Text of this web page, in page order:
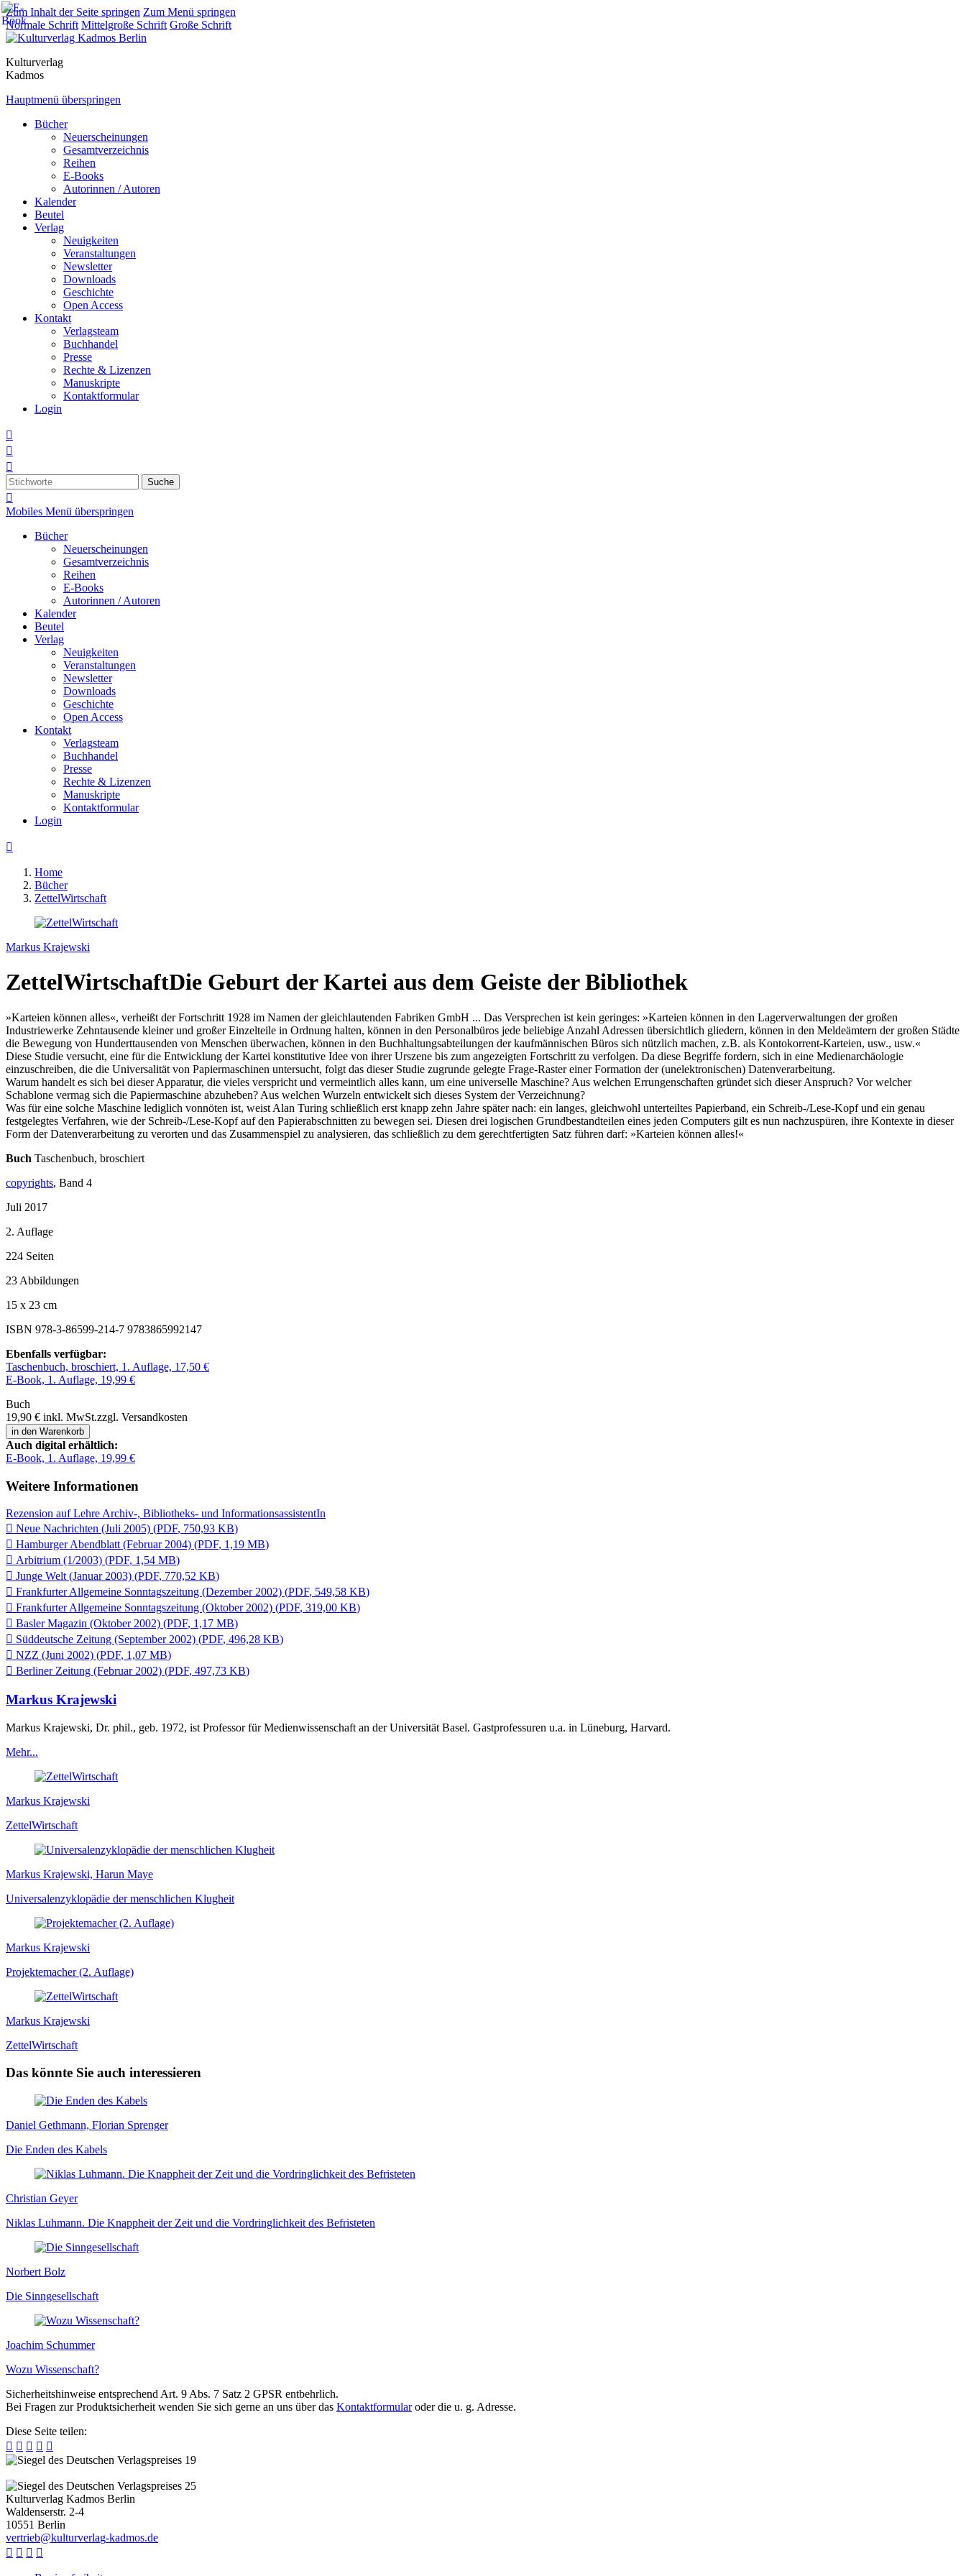
Zum Inhalt der Seite springen Zum Menü springen
Normale Schrift Mittelgroße Schrift Große Schrift
Kulturverlag
Kadmos
Hauptmenü überspringen
Bücher
Neuerscheinungen
Gesamtverzeichnis
Reihen
E-Books
Autorinnen / Autoren
Kalender
Beutel
Verlag
Neuigkeiten
Veranstaltungen
Newsletter
Downloads
Geschichte
Open Access
Kontakt
Verlagsteam
Buchhandel
Presse
Rechte & Lizenzen
Manuskripte
Kontaktformular
Login



Suche

Mobiles Menü überspringen
Bücher
Neuerscheinungen
Gesamtverzeichnis
Reihen
E-Books
Autorinnen / Autoren
Kalender
Beutel
Verlag
Neuigkeiten
Veranstaltungen
Newsletter
Downloads
Geschichte
Open Access
Kontakt
Verlagsteam
Buchhandel
Presse
Rechte & Lizenzen
Manuskripte
Kontaktformular
Login

Home
Bücher
ZettelWirtschaft
Markus Krajewski
ZettelWirtschaftDie Geburt der Kartei aus dem Geiste der Bibliothek
»Karteien können alles«, verheißt der Fortschritt 1928 im Namen der gleichlautenden Fabriken GmbH ... Das Versprechen ist kein geringes: »Karteien können in den Lagerverwaltungen der großen
Industriewerke Zehntausende kleiner und großer Einzelteile in Ordnung halten, können in den Personalbüros jede beliebige Anzahl Adressen übersichtlich gliedern, können in den Meldeämtern der großen Städte
die Bewegung von Hunderttausenden von Menschen überwachen, können in den Buchhaltungsabteilungen der kaufmännischen Büros sich nützlich machen, z.B. als Kontokorrent-Karteien, usw., usw.«
Diese Studie versucht, eine für die Entwicklung der Kartei konstitutive Idee von ihrer Urszene bis zum angezeigten Fortschritt zu verfolgen. Da diese Begriffe fordern, sich in eine Medienarchäologie
einzuschreiben, die die Universalität von Papiermaschinen untersucht, folgt das dieser Studie zugrunde gelegte Frage-Raster einer Formation der (unelektronischen) Datenverarbeitung.
Warum handelt es sich bei dieser Apparatur, die vieles verspricht und vermeintlich alles kann, um eine universelle Maschine? Aus welchen Errungenschaften gründet sich dieser Anspruch? Vor welcher
Schablone vermag sich die Papiermaschine abzuheben? Aus welchen Wurzeln entwickelt sich dieses System der Verzeichnung?
Was für eine solche Maschine lediglich vonnöten ist, weist Alan Turing schließlich erst knapp zehn Jahre später nach: ein langes, gleichwohl unterteiltes Papierband, ein Schreib-/Lese-Kopf und ein genau
festgelegtes Verfahren, wie der Schreib-/Lese-Kopf auf den Papierabschnitten zu bewegen sei. Diesen drei logischen Grundbestandteilen eines jeden Computers gilt es nun nachzuspüren, ihre Kontexte in dieser
Form der Datenverarbeitung zu verorten und das Zusammenspiel zu analysieren, das schließlich zu dem gerechtfertigten Satz führen darf: »Karteien können alles!«
Buch Taschenbuch, broschiert
copyrights, Band 4
Juli 2017
2. Auflage
224 Seiten
23 Abbildungen
15 x 23 cm
ISBN 978-3-86599-214-7 9783865992147
Ebenfalls verfügbar:
Taschenbuch, broschiert, 1. Auflage, 17,50 €
E-Book, 1. Auflage, 19,99 €
Buch
19,90 € inkl. MwSt.zzgl. Versandkosten
in den Warenkorb
Auch digital erhältlich:
E-Book, 1. Auflage, 19,99 €
Weitere Informationen
Rezension auf Lehre Archiv-, Bibliotheks- und InformationsassistentIn
 Neue Nachrichten (Juli 2005) (PDF, 750,93 KB)
 Hamburger Abendblatt (Februar 2004) (PDF, 1,19 MB)
 Arbitrium (1/2003) (PDF, 1,54 MB)
 Junge Welt (Januar 2003) (PDF, 770,52 KB)
 Frankfurter Allgemeine Sonntagszeitung (Dezember 2002) (PDF, 549,58 KB)
 Frankfurter Allgemeine Sonntagszeitung (Oktober 2002) (PDF, 319,00 KB)
 Basler Magazin (Oktober 2002) (PDF, 1,17 MB)
 Süddeutsche Zeitung (September 2002) (PDF, 496,28 KB)
 NZZ (Juni 2002) (PDF, 1,07 MB)
 Berliner Zeitung (Februar 2002) (PDF, 497,73 KB)
Markus Krajewski
Markus Krajewski, Dr. phil., geb. 1972, ist Professor für Medienwissenschaft an der Universität Basel. Gastprofessuren u.a. in Lüneburg, Harvard.
Mehr...
Markus Krajewski
ZettelWirtschaft
Markus Krajewski, Harun Maye
Universalenzyklopädie der menschlichen Klugheit
Markus Krajewski
Projektemacher (2. Auflage)
Markus Krajewski
ZettelWirtschaft
Das könnte Sie auch interessieren
Daniel Gethmann, Florian Sprenger
Die Enden des Kabels
Christian Geyer
Niklas Luhmann. Die Knappheit der Zeit und die Vordringlichkeit des Befristeten
Norbert Bolz
Die Sinngesellschaft
Joachim Schummer
Wozu Wissenschaft?
Sicherheitshinweise entsprechend Art. 9 Abs. 7 Satz 2 GPSR entbehrlich.
Bei Fragen zur Produktsicherheit wenden Sie sich gerne an uns über das Kontaktformularoder die u. g. Adresse.
Diese Seite teilen:
    
Kulturverlag Kadmos Berlin
Waldenserstr. 2-4
10551 Berlin
vertrieb@kulturverlag-kadmos.de
   